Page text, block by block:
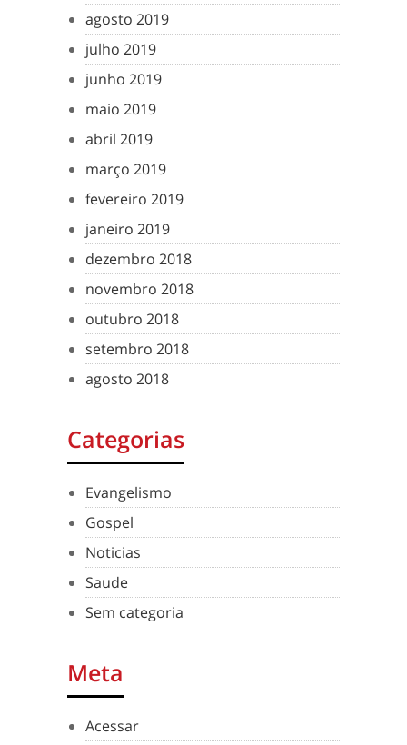
agosto 2019
julho 2019
junho 2019
maio 2019
abril 2019
março 2019
fevereiro 2019
janeiro 2019
dezembro 2018
novembro 2018
outubro 2018
setembro 2018
agosto 2018
Categorias
Evangelismo
Gospel
Noticias
Saude
Sem categoria
Meta
Acessar